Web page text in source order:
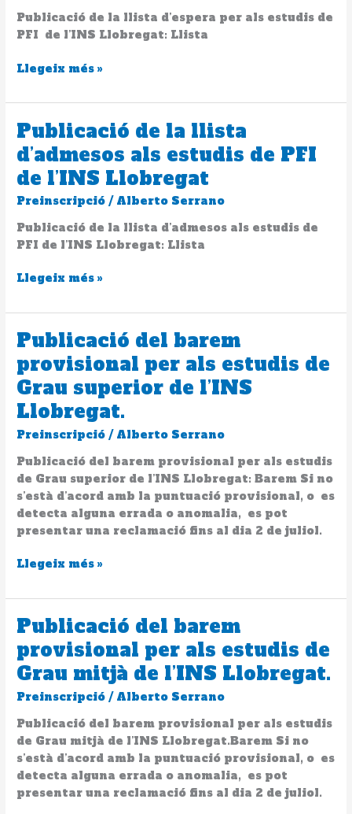
Publicació de la llista d’espera per als estudis de
PFI de l’INS Llobregat: Llista
als
estudis
PFI
l’INS
Llobregat
Llegeix més »
Publicació de la llista
d’admesos als estudis de PFI
de l’INS Llobregat
Preinscripció / Alberto Serrano
Publicació de la llista d’admesos als estudis de
PFI de l’INS Llobregat: Llista
Publicació
de
la
llista
d’admesos
estudis
de
de
Llobregat
Llegeix més »
Publicació del barem
provisional per als estudis de
Grau superior de l’INS
Llobregat.
Preinscripció / Alberto Serrano
Publicació del barem provisional per als estudis
de Grau superior de l’INS Llobregat: Barem Si no
s’està d’acord amb la puntuació provisional, o es
detecta alguna errada o anomalia, es pot
presentar una reclamació fins al dia 2 de juliol.
Publicació
barem
provisional
per
estudis
de
Grau
superior
de
l’INS
Llegeix més »
Publicació del barem
provisional per als estudis de
Grau mitjà de l’INS Llobregat.
Preinscripció / Alberto Serrano
Publicació del barem provisional per als estudis
de Grau mitjà de l’INS Llobregat.Barem Si no
s’està d’acord amb la puntuació provisional, o es
detecta alguna errada o anomalia, es pot
presentar una reclamació fins al dia 2 de juliol.
Publicació
barem
provisional
per
estudis
de
Grau
mitjà
de